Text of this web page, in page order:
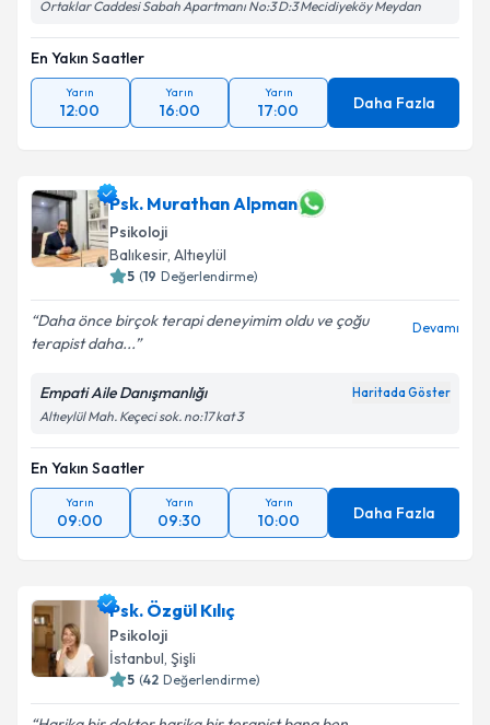
Ortaklar Caddesi Sabah Apartmanı No:3 D:3 Mecidiyeköy Meydan
En Yakın Saatler
Yarın
12:00
Yarın
16:00
Yarın
17:00 Daha Fazla
Psk. Murathan Alpman
Psikoloji
Balıkesir, Altıeylül
5 (19 Değerlendirme)
Daha önce birçok terapi deneyimim oldu ve çoğu
terapist daha...
Devamı
Empati Aile Danışmanlığı Haritada Göster
Altıeylül Mah. Keçeci sok. no:17 kat 3
En Yakın Saatler
Yarın
09:00
Yarın
09:30
Yarın
10:00 Daha Fazla
Psk. Özgül Kılıç
Psikoloji
İstanbul, Şişli
5 (42 Değerlendirme)